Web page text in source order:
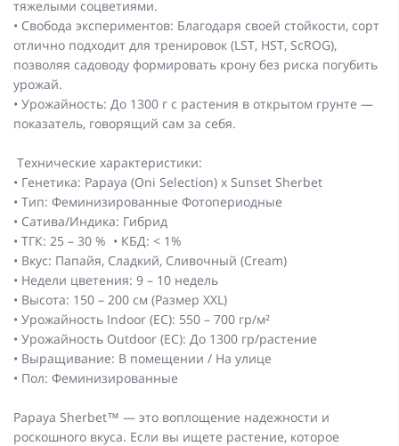
тяжелыми соцветиями.
• Свобода экспериментов: Благодаря своей стойкости, сорт
отлично подходит для тренировок (LST, HST, ScROG),
позволяя садоводу формировать крону без риска погубить
урожай.
• Урожайность: До 1300 г с растения в открытом грунте —
показатель, говорящий сам за себя.
Технические характеристики:
• Генетика: Papaya (Oni Selection) x Sunset Sherbet
• Тип: Феминизированные Фотопериодные
• Сатива/Индика: Гибрид
• ТГК: 25 – 30 % • КБД: < 1%
• Вкус: Папайя, Сладкий, Сливочный (Cream)
• Недели цветения: 9 – 10 недель
• Высота: 150 – 200 см (Размер XXL)
• Урожайность Indoor (ЕС): 550 – 700 гр/м²
• Урожайность Outdoor (ЕС): До 1300 гр/растение
• Выращивание: В помещении / На улице
• Пол: Феминизированные
Papaya Sherbet™ — это воплощение надежности и
роскошного вкуса. Если вы ищете растение, которое